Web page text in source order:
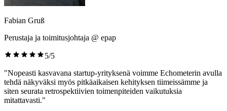
Fabian Gruß
Perustaja ja toimitusjohtaja @ epap
5/5
"Nopeasti kasvavana startup-yrityksenä voimme Echometerin avulla
tehdä näkyväksi myös pitkäaikaisen kehityksen tiimeissämme ja
siten seurata retrospektiivien toimenpiteiden vaikutuksia
mitattavasti."